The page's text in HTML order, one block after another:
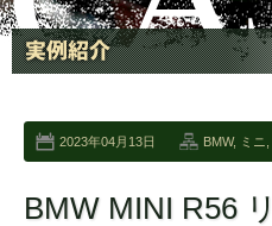
2023年04月13日 BMW, ミニ
BMW MINI R56